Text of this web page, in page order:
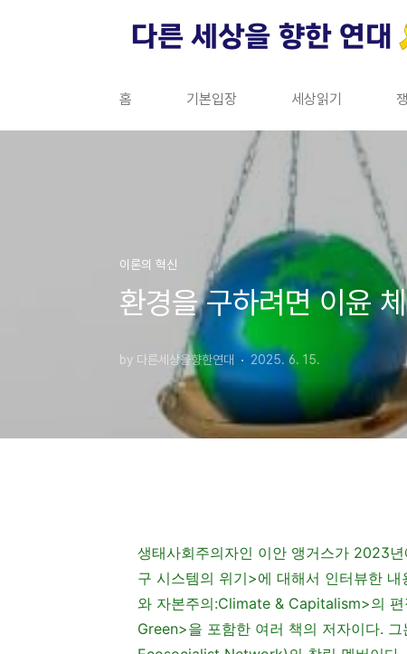
홈 기본입장 세상읽기
이론의 혁신
환경을 구하려면 이윤
by 다른세상을향한연대 2025. 6. 15.
생태사회주의자인 이안 앵거스가 2023
구 시스템의 위기>에 대해서 인터뷰한 내
와 자본주의:Climate & Capitalism>의
Green>을 포함한 여러 책의 저자이다.